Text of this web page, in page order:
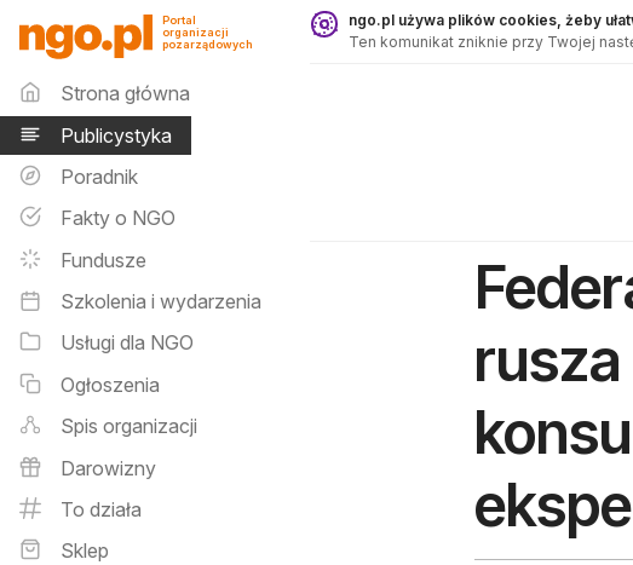
Publicystyka - ngo.pl
Portal
organizacji
pozarządowych
Menu główne
Strona główna
Publicystyka
Poradnik
Fakty o NGO
Fundusze
Szkolenia i wydarzenia
Usługi dla NGO
Ogłoszenia
Spis organizacji
Darowizny
To działa
Sklep
ngo.pl używa plików cookies, żeby
Ten komunikat zniknie przy Twojej